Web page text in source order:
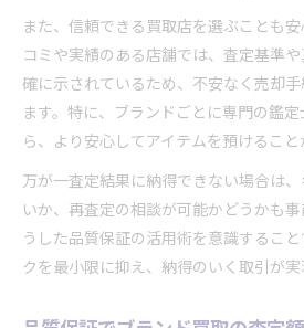
また、信頼できる買取店を選ぶことも
コミや実績のある店舗では、査定基準
確に示されているため、不安なく売却
ます。特に、ブランドごとに専門の鑑
ら、より安心してアイテムを預けること
万が一査定結果に納得できない場合は
いか、再査定の相談が可能かどうかも
うした品質保証の活用術を意識するこ
クを最小限に抑え、納得のいく取引が実